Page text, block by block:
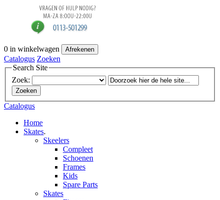
0 in winkelwagen Afrekenen
Catalogus Zoeken
Search Site
Zoek:
Zoeken
Catalogus
Home
Skates.
Skeelers
Compleet
Schoenen
Frames
Kids
Spare Parts
Skates